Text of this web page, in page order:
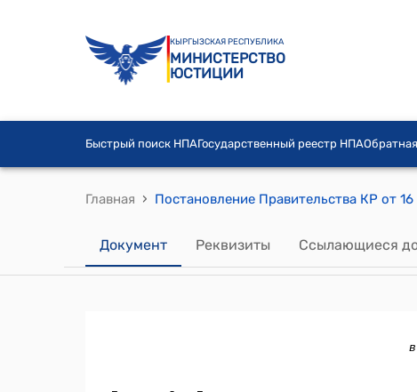
КЫРГЫЗСКАЯ РЕСПУБЛИКА
МИНИСТЕРСТВО
ЮСТИЦИИ
Быстрый поиск НПАГосударственный реестр НПА
Главная ›
Документ Реквизиты Ссылающиеся